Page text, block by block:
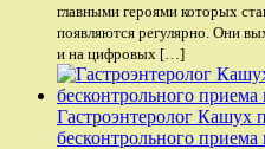
главными героями которых
появляются регулярно. Они
и на цифровых […]
Гастроэнтеролог Кашух
бесконтрольного